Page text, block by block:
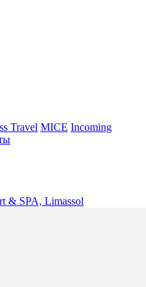
Travel MICE Incoming
& SPA, Limassol